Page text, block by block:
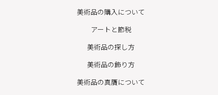
美術品の購入について
アートと節税
美術品の探し方
美術品の飾り方
美術品の真贋について